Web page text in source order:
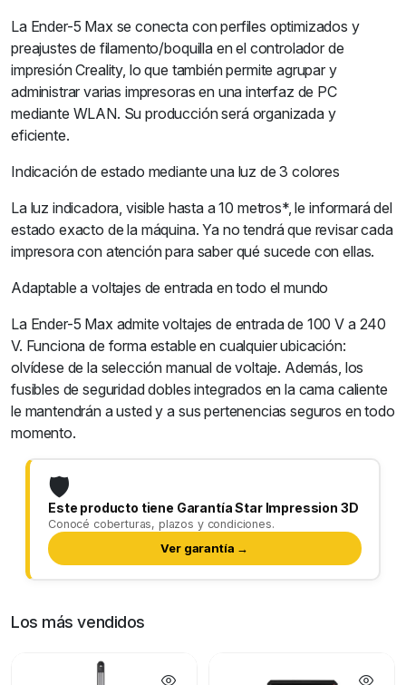
La Ender-5 Max se conecta con perfiles optimizados y
preajustes de filamento/boquilla en el controlador de
impresión Creality, lo que también permite agrupar y
administrar varias impresoras en una interfaz de PC
mediante WLAN. Su producción será organizada y
eficiente.
Indicación de estado mediante una luz de 3 colores
La luz indicadora, visible hasta a 10 metros*, le informará del
estado exacto de la máquina. Ya no tendrá que revisar cada
impresora con atención para saber qué sucede con ellas.
Adaptable a voltajes de entrada en todo el mundo
La Ender-5 Max admite voltajes de entrada de 100 V a 240
V. Funciona de forma estable en cualquier ubicación:
olvídese de la selección manual de voltaje. Además, los
fusibles de seguridad dobles integrados en la cama caliente
le mantendrán a usted y a sus pertenencias seguros en todo
momento.
🛡️
Este producto tiene Garantía Star Impression 3D
Conocé coberturas, plazos y condiciones.
Ver garantía →
Los más vendidos